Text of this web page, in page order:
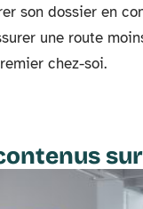
son dossier en
une route
chez-soi.